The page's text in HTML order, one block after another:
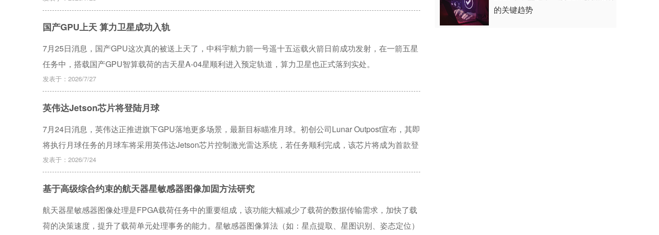
界首款微处理器，性能较英特尔4004快约8倍。亚当·泰勒基于Spartan 7的SoM模块复现了MP944全部六块芯
片，目前该项目的全部代码和文档已公开在GitHub，供全球开发者查阅。
国产GPU上天 算力卫星成功入轨
7月25日消息，国产GPU这次真的被送上天了，中科宇航力箭一号遥十五运载火箭日前成功发射，在一箭五星
任务中，搭载国产GPU智算载荷的吉天星A-04星顺利进入预定轨道，算力卫星也正式落到实处。
发表于：2026/7/27
英伟达Jetson芯片将登陆月球
7月24日消息，英伟达正推进旗下GPU落地更多场景，最新目标瞄准月球。初创公司Lunar Outpost宣布，其即
将执行月球任务的月球车将采用英伟达Jetson芯片控制激光雷达系统，若任务顺利完成，该芯片将成为首款登
陆月球表面的GPU。英伟达已和首家成功实现机器人月球软着陆的私营公司Firefly Aerospace达成合作，
Jetson平台将部署在环月卫星上本地处理月球图像，辅助绘制更精确的月球地图、监测月面机器人活动。目前
多数航天GPU仅部署在受地球磁场保护的近地轨道，月球的强宇宙辐射、极大昼夜温差等对设备提出严苛要
求，相关方正验证芯片在该环境下的稳定运行能力，后续将支撑月球自主探测、长期驻留相关规划。
发表于：2026/7/24
基于高级综合约束的航天器星敏感器图像加固方法研究
航天器星敏感器图像处理是FPGA载荷任务中的重要组成，该功能大幅减少了载荷的数据传输需求，加快了载
荷的决策速度，提升了载荷单元处理事务的能力。星敏感器图像算法（如：星点提取、星图识别、姿态定位）
的关键趋势